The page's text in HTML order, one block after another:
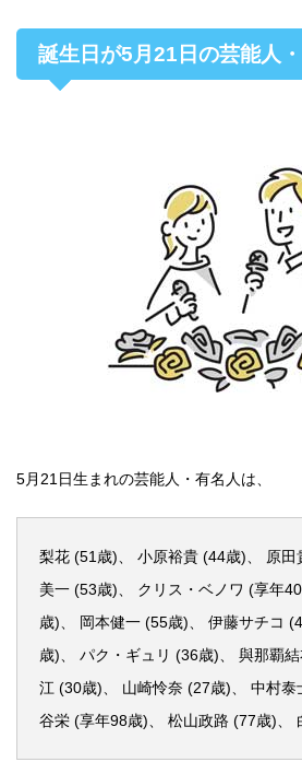
誕生日が5月21日の芸能人
5月21日生まれの芸能人・有名人は、
梨花 (51歳)、 小原裕貴 (44歳)、 原田
美一 (53歳)、 クリス・ベノワ (享年
歳)、 岡本健一 (55歳)、 伊藤サチコ
歳)、 パク・ギュリ (36歳)、 與那覇
江 (30歳)、 山崎怜奈 (27歳)、 中村
谷栄 (享年98歳)、 松山政路 (77歳)、